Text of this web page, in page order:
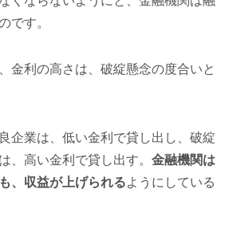
です。
金利の高さは、破綻懸念の度合いと
企業は、低い金利で貸し出し、破綻
、高い金利で貸し出す。 金融機関は
、収益が上げられるようにしている